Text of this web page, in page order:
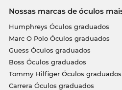
Nossas marcas de óculos
Humphreys Óculos graduados
Marc O Polo Óculos graduados
Guess Óculos graduados
Boss Óculos graduados
Tommy Hilfiger Óculos graduados
Carrera Óculos graduados